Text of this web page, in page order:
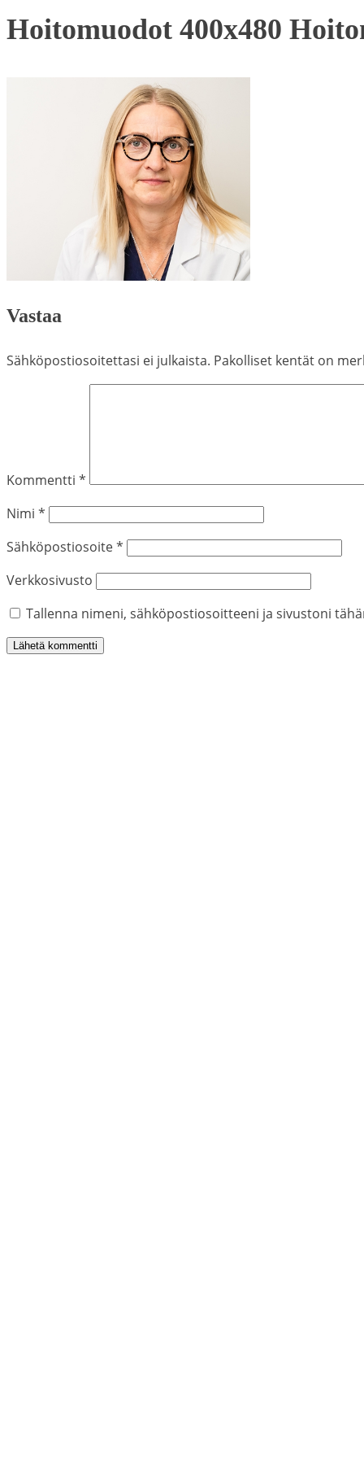
Hoitomuodot 400x480
Vastaa
Sähköpostiosoitettasi ei julkaista. Pakolliset kentät on
Kommentti *
Nimi *
Sähköpostiosoite*
Verkkosivusto
Tallenna nimeni, sähköpostiosoitteeni ja sivustoni